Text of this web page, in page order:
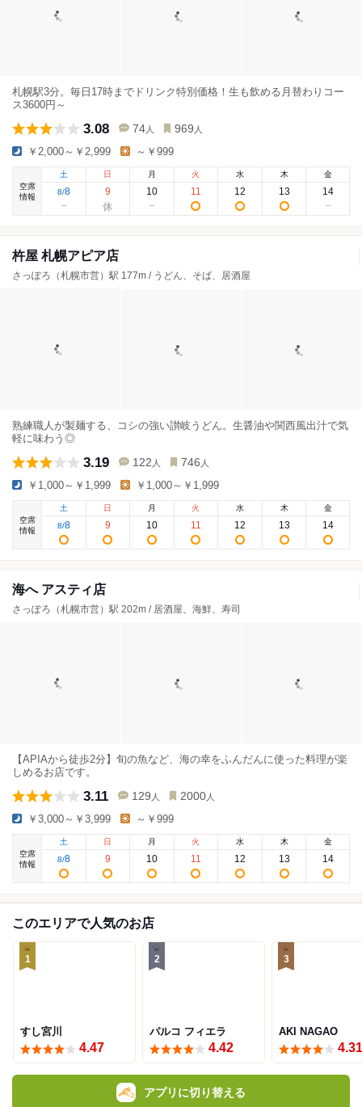
札幌駅3分。毎日17時までドリンク特別価格！生も飲める月替わりコー
ス3600円～
3.08 74 人 969 人
￥2,000～￥2,999 ～￥999
空席
情報
土
8/8
日
9
月
10
火
11
水
12
木
13
金
14
杵屋 札幌アピア店
さっぽろ（札幌市営）駅 177m / うどん、そば、居酒屋
熟練職人が製麺する、コシの強い讃岐うどん。生醤油や関西風出汁で気
軽に味わう◎
3.19 122 人 746 人
￥1,000～￥1,999 ￥1,000～￥1,999
空席
情報
土
8/8
日
9
月
10
火
11
水
12
木
13
金
14
海へ アスティ店
さっぽろ（札幌市営）駅 202m / 居酒屋、海鮮、寿司
【APIAから徒歩2分】旬の魚など、海の幸をふんだんに使った料理が楽
しめるお店です。
3.11 129 人 2000 人
￥3,000～￥3,999 ～￥999
空席
情報
土
8/8
日
9
月
10
火
11
水
12
木
13
金
14
このエリアで人気のお店
1
すし宮川
4.47
2
パルコ フィエラ
4.42
3
AKI NAGAO
4.31
アプリに切り替える